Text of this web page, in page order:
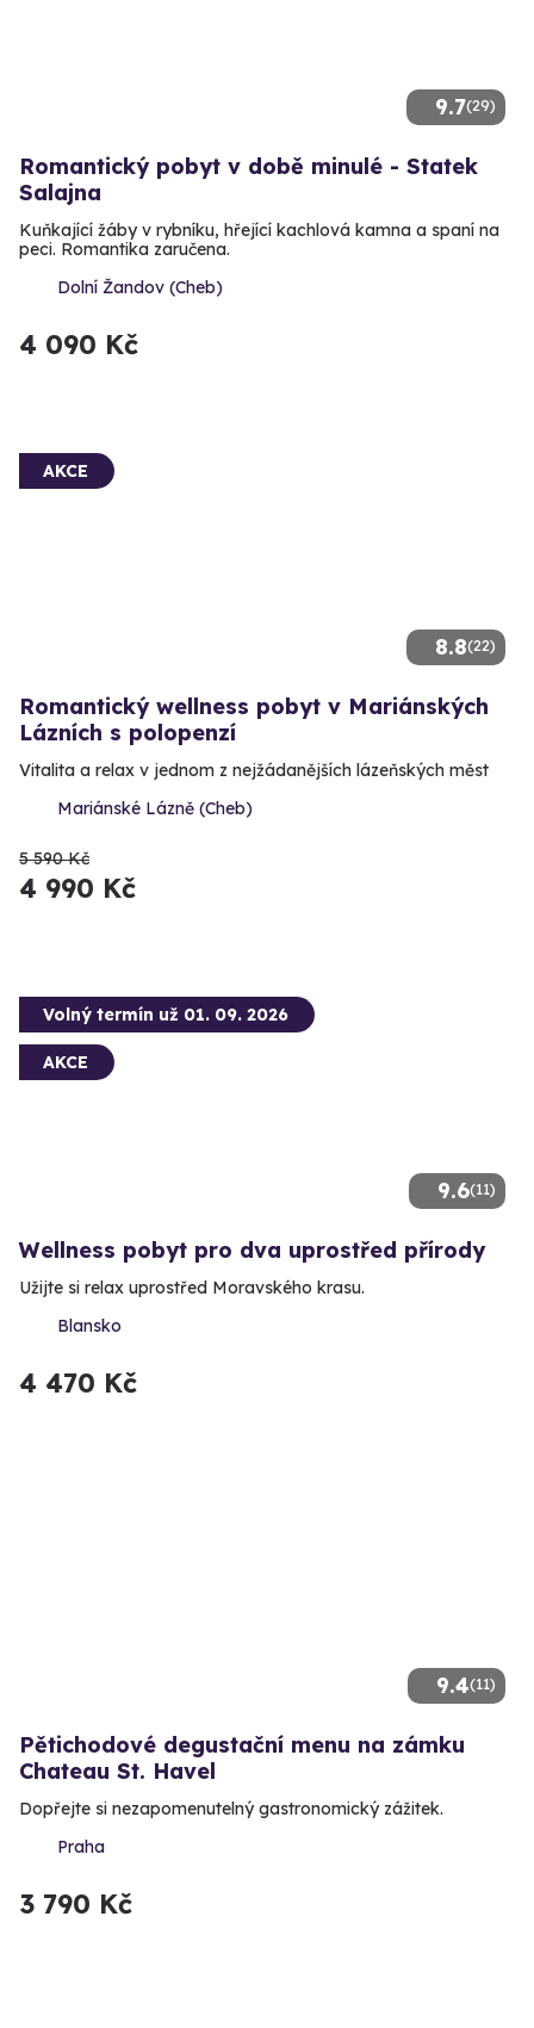
9.7(29)
Romantický pobyt v době minulé - Statek
Salajna
Kuňkající žáby v rybníku, hřející kachlová kamna a spaní na
peci. Romantika zaručena.
Dolní Žandov (Cheb)
4 090 Kč
8.8(22)
AKCE
Romantický wellness pobyt v Mariánských
Lázních s polopenzí
Vitalita a relax v jednom z nejžádanějších lázeňských měst
Mariánské Lázně (Cheb)
5 590 Kč
4 990 Kč
9.6(11)
Volný termín už 01. 09. 2026
AKCE
Wellness pobyt pro dva uprostřed přírody
Užijte si relax uprostřed Moravského krasu.
Blansko
4 470 Kč
9.4(11)
Pětichodové degustační menu na zámku
Chateau St. Havel
Dopřejte si nezapomenutelný gastronomický zážitek.
Praha
3 790 Kč